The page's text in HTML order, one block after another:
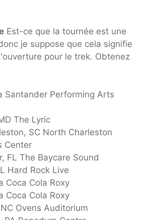
Est-ce que la tournée est une
je suppose que cela signifie
pour le trek. Obtenez
Santander Performing Arts
The Lyric
SC North Charleston
Center
FL The Baycare Sound
Hard Rock Live
Coca Cola Roxy
Coca Cola Roxy
Ovens Auditorium